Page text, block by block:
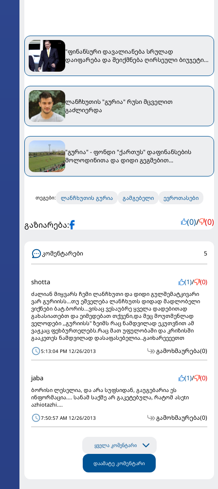
"ფინანსური დავალიანება სრულად
დაიფარება და შეიქმნება ღირსეული ბიუჯეტი
ლანჩხუთის "გურიაზე" ისაუბრა
ლანჩხუთის "გურია" რუსი მცველით
გაძლიერდა
"გურია" - ფონდი "ქართუს" დაფინანსების
მოლოდინითა და დიდი გეგმებით...
თეგები: ლანჩხუთის გურია გამგებელი ევროთასები
გაზიარება: (0)/ (0)
კომენტარები 5
shotta (1)/ (0)
ძალიან მიყვარს ჩემი ლანჩხუთი და დიდი გულშემატკივარი
ვარ გურიისს...თუ ეშველება ლანჩხუთს დიდად მადლობელი
ვიქნები ბატ.ბორის...ვისაც ვესაუბრე ყველა დადებითად
გახასიათებთ და ეიმედებათ თქვენი,და მეც მოუთმენლად
ველოდები ,,გურიისს" ზეიმს რაც ნამდვილად ეკუთვნით ამ
ვაჟკაც ფეხბურთელებს.რაც მათ უფულობაში და კრიზისში
გააკეთეს ნამდვილად დასაფასებელია..გაიხარეეეეთთ
5:13:04 PM 12/26/2013 გამოხმაურება(0)
jaba (1)/ (0)
ბორისი ლესელია, და არა სუფსიდან, გაუგებარია ეს
ინფორმაცია.... სანამ საქმე არ გაკეტებულა, რატომ ასეtი
აzhiotazhi....
7:50:57 AM 12/26/2013 გამოხმაურება(0)
ყველა კომენტარი
დაამატე კომენტარი